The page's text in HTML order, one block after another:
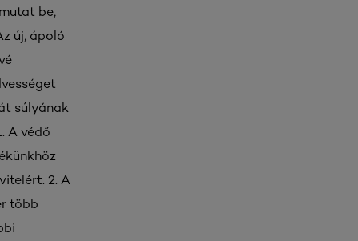
be,
új, ápoló
súlyának
A védő
2. A
több